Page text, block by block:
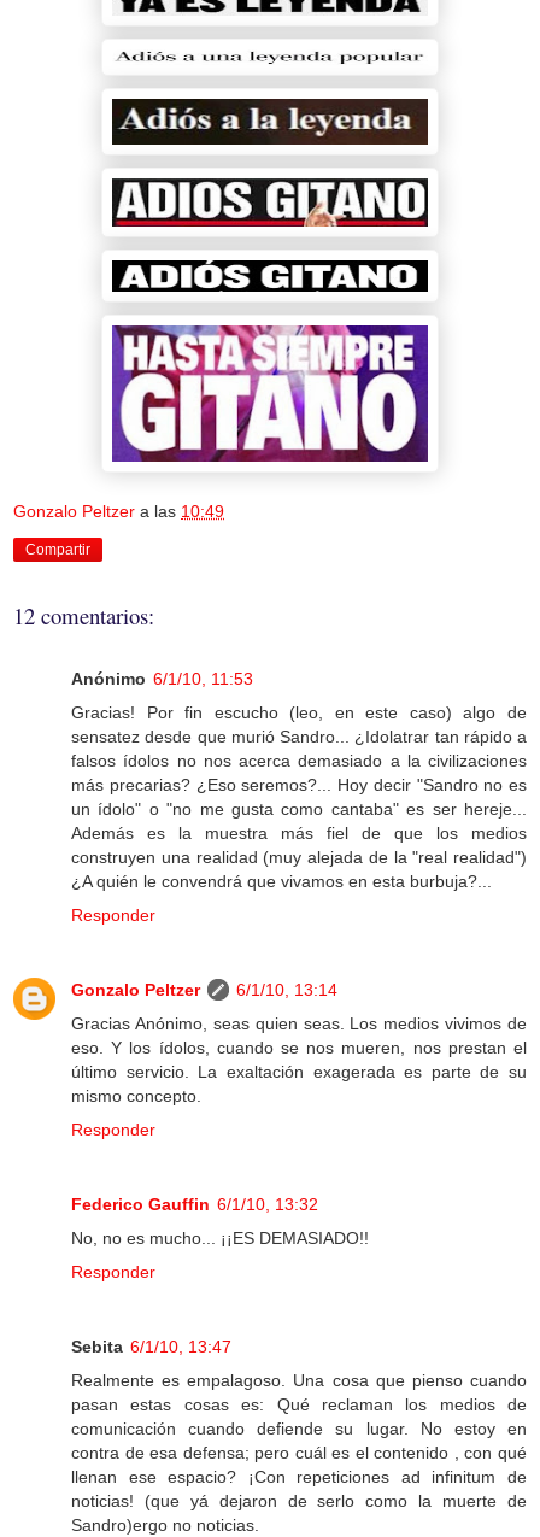
Gonzalo Peltzer a las 10:49
Compartir
12 comentarios:
Anónimo 6/1/10, 11:53
Gracias! Por fin escucho (leo, en este caso) algo de
sensatez desde que murió Sandro... ¿Idolatrar tan rápido a
falsos ídolos no nos acerca demasiado a la civilizaciones
más precarias? ¿Eso seremos?... Hoy decir "Sandro no es
un ídolo" o "no me gusta como cantaba" es ser hereje...
Además es la muestra más fiel de que los medios
construyen una realidad (muy alejada de la "real realidad")
¿A quién le convendrá que vivamos en esta burbuja?...
Responder
Gonzalo Peltzer
6/1/10, 13:14
Gracias Anónimo, seas quien seas. Los medios vivimos de
eso. Y los ídolos, cuando se nos mueren, nos prestan el
último servicio. La exaltación exagerada es parte de su
mismo concepto.
Responder
Federico Gauffin 6/1/10, 13:32
No, no es mucho... ¡¡ES DEMASIADO!!
Responder
Sebita 6/1/10, 13:47
Realmente es empalagoso. Una cosa que pienso cuando
pasan estas cosas es: Qué reclaman los medios de
comunicación cuando defiende su lugar. No estoy en
contra de esa defensa; pero cuál es el contenido , con qué
llenan ese espacio? ¡Con repeticiones ad infinitum de
noticias! (que yá dejaron de serlo como la muerte de
Sandro)ergo no noticias.